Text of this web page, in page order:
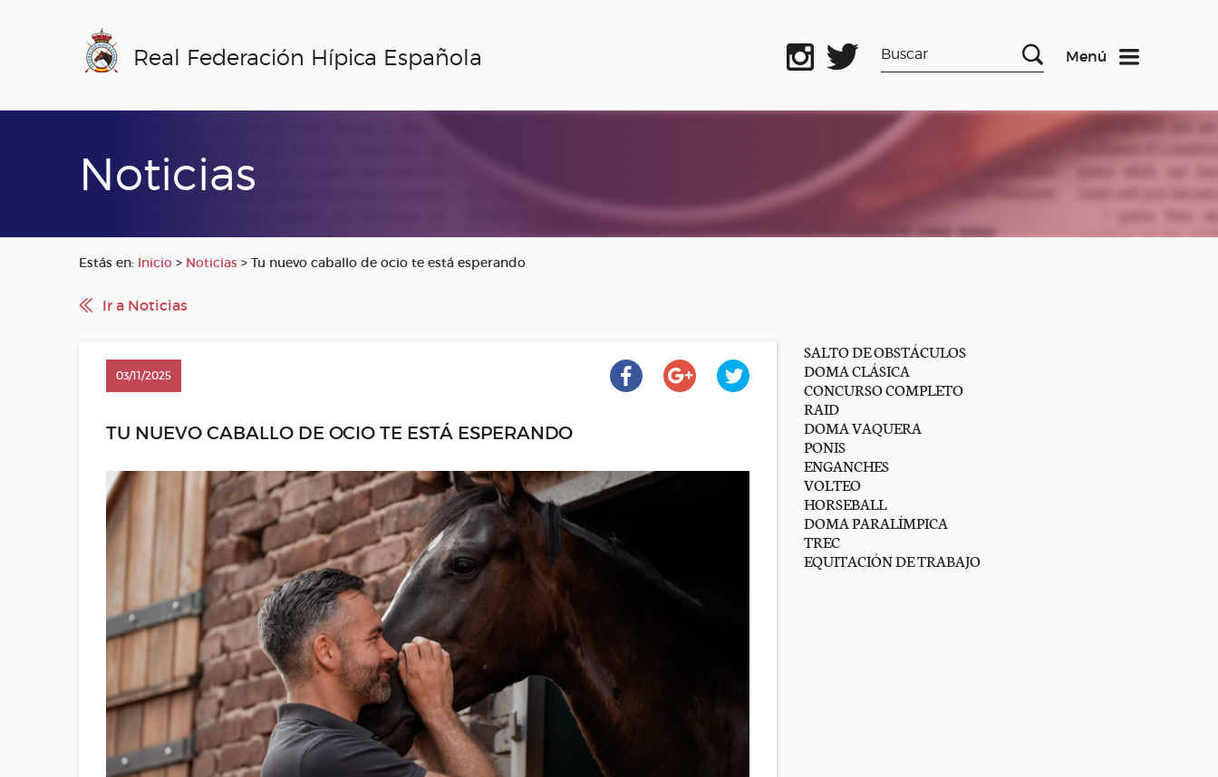
Real Federación Hípica Española Menú
Noticias
Estás en: Inicio > Noticias > Tu nuevo caballo de ocio te está esperando
Ir a Noticias
03/11/2025
TU NUEVO CABALLO DE OCIO TE ESTÁ ESPERANDO
SALTO DE OBSTÁCULOS
DOMA CLÁSICA
CONCURSO COMPLETO
RAID
DOMA VAQUERA
PONIS
ENGANCHES
VOLTEO
HORSEBALL
DOMA PARALÍMPICA
TREC
EQUITACIÓN DE TRABAJO